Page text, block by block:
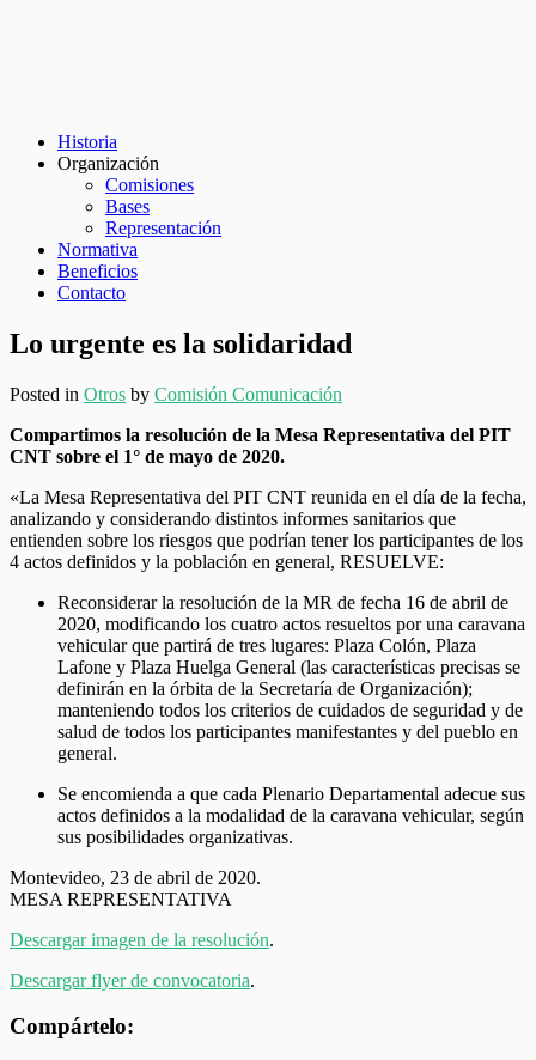
Historia
Organización
Comisiones
Bases
Representación
Normativa
Beneficios
Contacto
Lo urgente es la solidaridad
Posted in Otros by Comisión Comunicación
Compartimos la resolución de la Mesa Representativa del PIT
CNT sobre el 1° de mayo de 2020.
«La Mesa Representativa del PIT CNT reunida en el día de la fecha,
analizando y considerando distintos informes sanitarios que
entienden sobre los riesgos que podrían tener los participantes de los
4 actos definidos y la población en general, RESUELVE:
Reconsiderar la resolución de la MR de fecha 16 de abril de
2020, modificando los cuatro actos resueltos por una caravana
vehicular que partirá de tres lugares: Plaza Colón, Plaza
Lafone y Plaza Huelga General (las características precisas se
definirán en la órbita de la Secretaría de Organización);
manteniendo todos los criterios de cuidados de seguridad y de
salud de todos los participantes manifestantes y del pueblo en
general.
Se encomienda a que cada Plenario Departamental adecue sus
actos definidos a la modalidad de la caravana vehicular, según
sus posibilidades organizativas.
Montevideo, 23 de abril de 2020.
MESA REPRESENTATIVA
Descargar imagen de la resolución.
Descargar flyer de convocatoria.
Compártelo: